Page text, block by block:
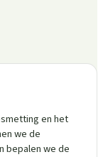
en het
we de
bepalen we de